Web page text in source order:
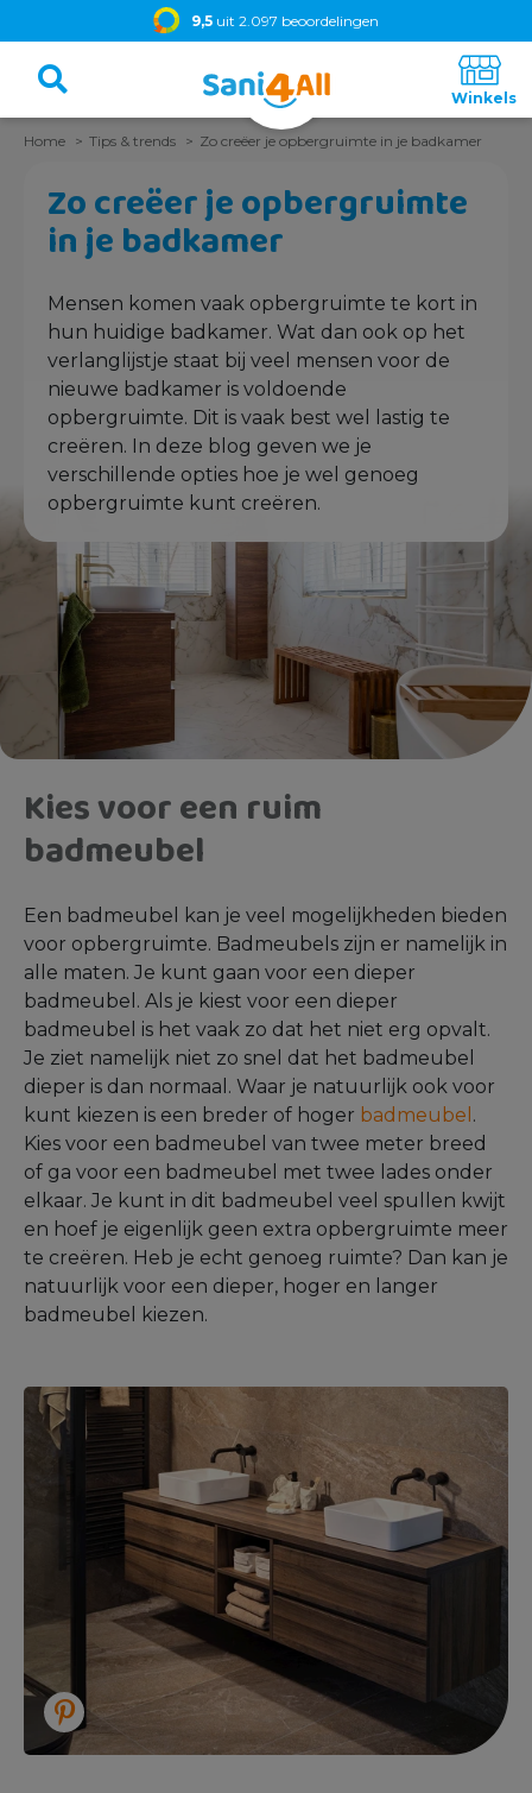
9,5 uit 2.097 beoordelingen
Home Tips & trends Zo creëer je opbergruimte in je badkamer
Zo creëer je opbergruimte
in je badkamer
Mensen komen vaak opbergruimte te kort in
hun huidige badkamer. Wat dan ook op het
verlanglijstje staat bij veel mensen voor de
nieuwe badkamer is voldoende
opbergruimte. Dit is vaak best wel lastig te
creëren. In deze blog geven we je
verschillende opties hoe je wel genoeg
opbergruimte kunt creëren.
Kies voor een ruim
badmeubel
Een badmeubel kan je veel mogelijkheden bieden
voor opbergruimte. Badmeubels zijn er namelijk in
alle maten. Je kunt gaan voor een dieper
badmeubel. Als je kiest voor een dieper
badmeubel is het vaak zo dat het niet erg opvalt.
Je ziet namelijk niet zo snel dat het badmeubel
dieper is dan normaal. Waar je natuurlijk ook voor
kunt kiezen is een breder of hoger badmeubel .
Kies voor een badmeubel van twee meter breed
of ga voor een badmeubel met twee lades onder
elkaar. Je kunt in dit badmeubel veel spullen kwijt
en hoef je eigenlijk geen extra opbergruimte meer
te creëren. Heb je echt genoeg ruimte? Dan kan je
natuurlijk voor een dieper, hoger en langer
badmeubel kiezen.